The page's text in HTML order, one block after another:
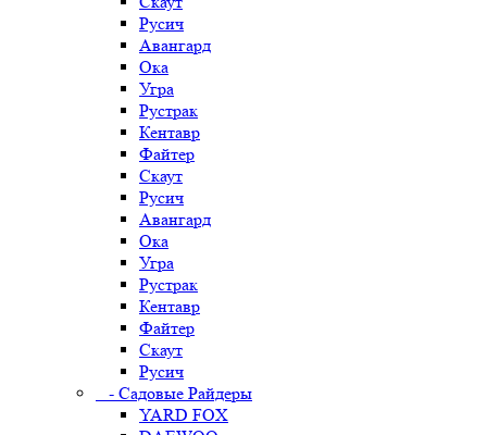
Русич
Авангард
Ока
Угра
Рустрак
Кентавр
Файтер
Скаут
Русич
Авангард
Ока
Угра
Рустрак
Кентавр
Файтер
Скаут
Русич
- Садовые Райдеры
YARD FOX